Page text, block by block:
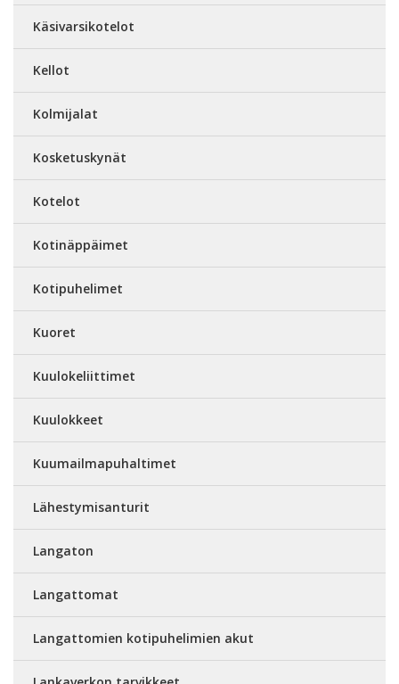
Käsivarsikotelot
Kellot
Kolmijalat
Kosketuskynät
Kotelot
Kotinäppäimet
Kotipuhelimet
Kuoret
Kuulokeliittimet
Kuulokkeet
Kuumailmapuhaltimet
Lähestymisanturit
Langaton
Langattomat
Langattomien kotipuhelimien akut